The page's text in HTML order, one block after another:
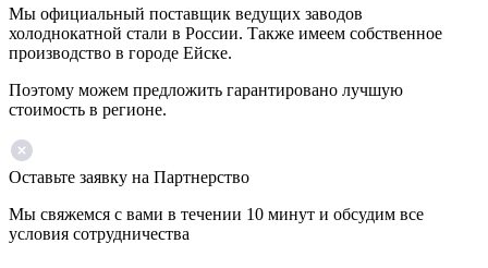
Мы официальный поставщик ведущих заводов
холоднокатной стали в России. Также имеем собственное
производство в городе Ейске.
Поэтому можем предложить гарантировано лучшую
стоимость в регионе.
Оставьте заявку на Партнерство
Мы свяжемся с вами в течении 10 минут и обсудим все
условия сотрудничества